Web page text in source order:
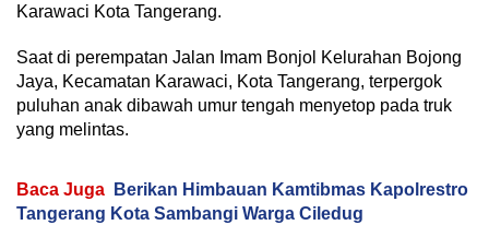
Karawaci Kota Tangerang.
Saat di perempatan Jalan Imam Bonjol Kelurahan Bojong
Jaya, Kecamatan Karawaci, Kota Tangerang, terpergok
puluhan anak dibawah umur tengah menyetop pada truk
yang melintas.
Baca Juga
Berikan Himbauan Kamtibmas Kapolrestro
Tangerang Kota Sambangi Warga Ciledug